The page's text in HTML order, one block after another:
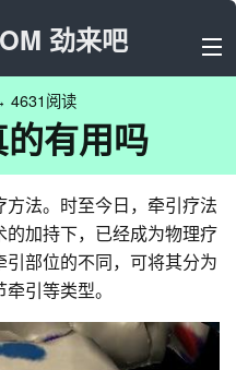
劲来吧
4631阅读
有用吗
法。时至今日，牵引疗法
加持下，已经成为物理疗
部位的不同，可将其分为
引等类型。